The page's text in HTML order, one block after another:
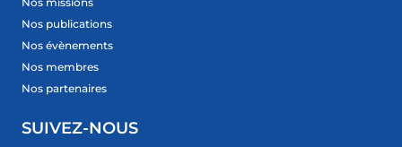
Nos publications
Nos évènements
Nos membres
Nos partenaires
SUIVEZ-NOUS